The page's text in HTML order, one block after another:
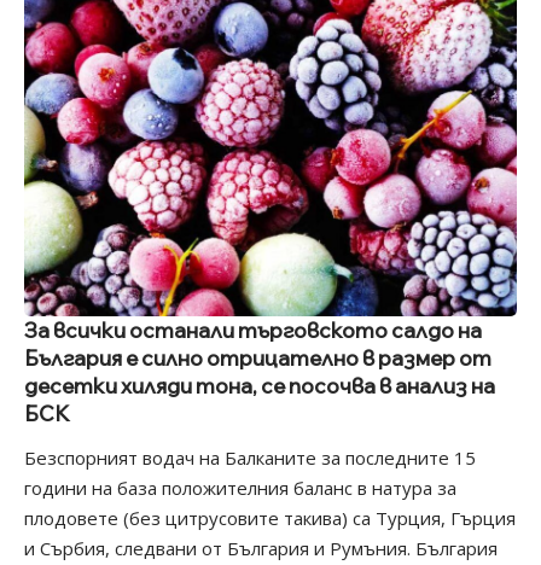
За всички останали търговското салдо на
България е силно отрицателно в размер от
десетки хиляди тона, се посочва в анализ на
БСК
Безспорният водач на Балканите за последните 15
години на база положителния баланс в натура за
плодовете (без цитрусовите такива) са Турция, Гърция
и Сърбия, следвани от България и Румъния. България